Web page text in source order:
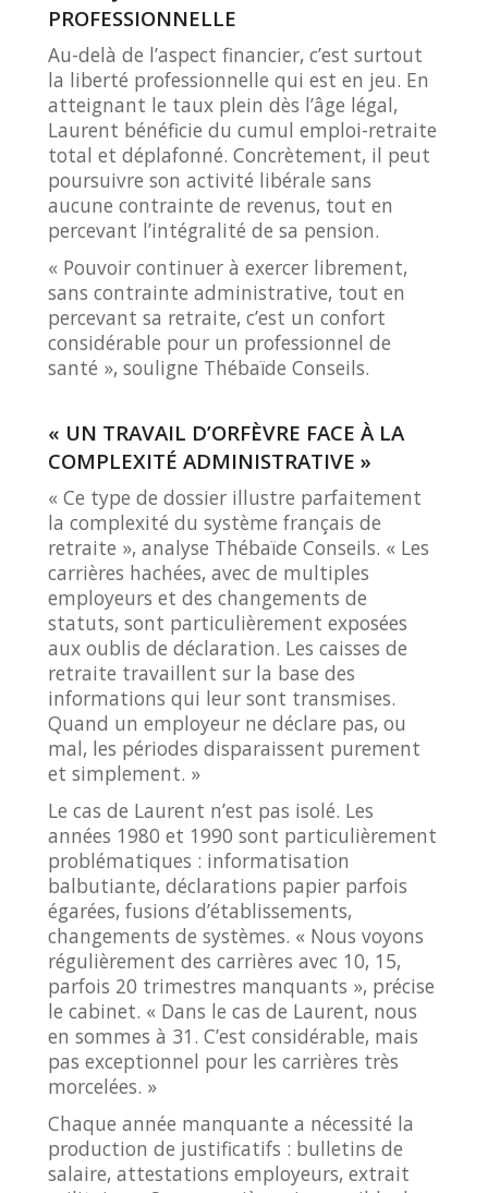
PROFESSIONNELLE
Au-delà de l’aspect financier, c’est surtout
la liberté professionnelle qui est en jeu. En
atteignant le taux plein dès l’âge légal,
Laurent bénéficie du cumul emploi-retraite
total et déplafonné. Concrètement, il peut
poursuivre son activité libérale sans
aucune contrainte de revenus, tout en
percevant l’intégralité de sa pension.
« Pouvoir continuer à exercer librement,
sans contrainte administrative, tout en
percevant sa retraite, c’est un confort
considérable pour un professionnel de
santé », souligne Thébaïde Conseils.
« UN TRAVAIL D’ORFÈVRE FACE À LA
COMPLEXITÉ ADMINISTRATIVE »
« Ce type de dossier illustre parfaitement
la complexité du système français de
retraite », analyse Thébaïde Conseils. « Les
carrières hachées, avec de multiples
employeurs et des changements de
statuts, sont particulièrement exposées
aux oublis de déclaration. Les caisses de
retraite travaillent sur la base des
informations qui leur sont transmises.
Quand un employeur ne déclare pas, ou
mal, les périodes disparaissent purement
et simplement. »
Le cas de Laurent n’est pas isolé. Les
années 1980 et 1990 sont particulièrement
problématiques : informatisation
balbutiante, déclarations papier parfois
égarées, fusions d’établissements,
changements de systèmes. « Nous voyons
régulièrement des carrières avec 10, 15,
parfois 20 trimestres manquants », précise
le cabinet. « Dans le cas de Laurent, nous
en sommes à 31. C’est considérable, mais
pas exceptionnel pour les carrières très
morcelées. »
Chaque année manquante a nécessité la
production de justificatifs : bulletins de
salaire, attestations employeurs, extrait